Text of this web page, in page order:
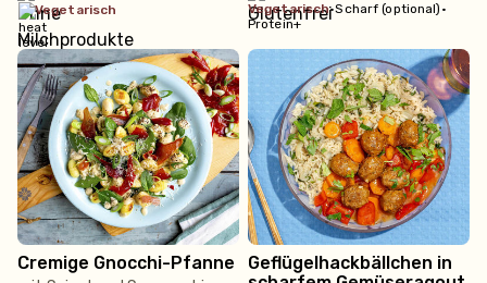
vegetarisch
vegetarisch•Scharf (optional) •
Protein+
Cremige Gnocchi-Pfanne
Geflügelhackbällchen in